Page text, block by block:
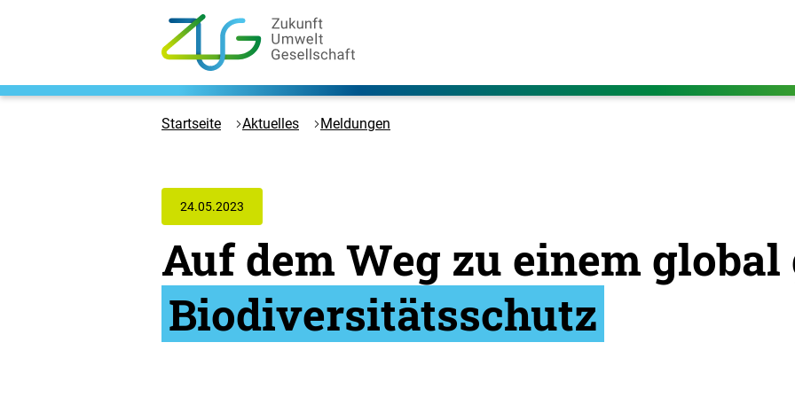
Zukunft
Umwelt
Zur
Startseite
Startseite Aktuelles Meldungen
24.05.2023
Auf dem Weg zu einem global
Biodiversitätsschutz